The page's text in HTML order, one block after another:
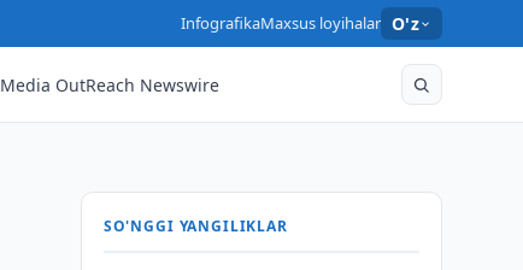
InfografikaMaxsus loyihalar O'z
Media OutReach Newswire
SO'NGGI YANGILIKLAR